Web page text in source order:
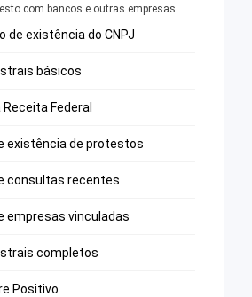
com bancos e outras empresas.
de existência do CNPJ
básicos
Federal
existência de protestos
consultas recentes
empresas vinculadas
completos
Positivo